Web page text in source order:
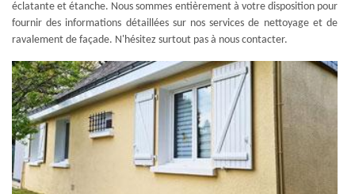
éclatante et étanche. Nous sommes entièrement à votre disposition pour
fournir des informations détaillées sur nos services de nettoyage et de
ravalement de façade. N'hésitez surtout pas à nous contacter.